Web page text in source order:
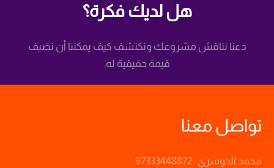
هل لديك فكرة؟
دعنا نناقش مشروعك ونكتشف كيف يمكننا أن نضيف
قيمة حقيقية له.
تواصل معنا
محمد الدوسري : 97333448872